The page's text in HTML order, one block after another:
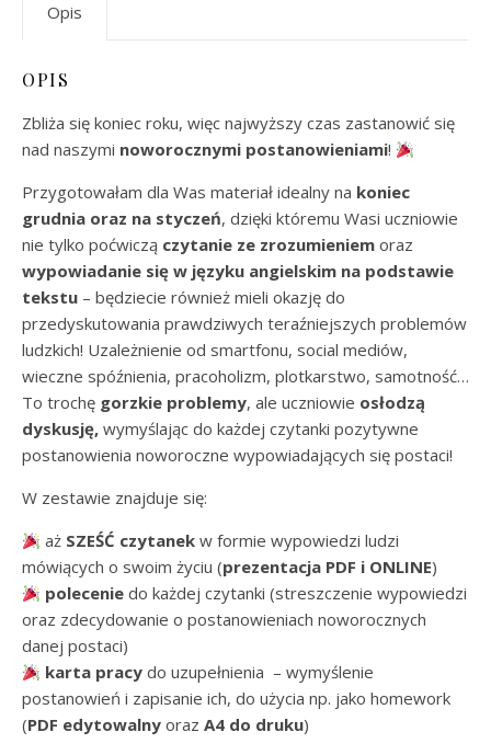
Opis
OPIS
Zbliża się koniec roku, więc najwyższy czas zastanowić się
nad naszymi noworocznymi postanowieniami!
Przygotowałam dla Was materiał idealny na koniec
grudnia oraz na styczeń, dzięki któremu Wasi uczniowie
nie tylko poćwiczą czytanie ze zrozumieniem oraz
wypowiadanie się w języku angielskim na podstawie
tekstu – będziecie również mieli okazję do
przedyskutowania prawdziwych teraźniejszych problemów
ludzkich! Uzależnienie od smartfonu, social mediów,
wieczne spóźnienia, pracoholizm, plotkarstwo, samotność…
To trochę gorzkie problemy, ale uczniowie osłodzą
dyskusję, wymyślając do każdej czytanki pozytywne
postanowienia noworoczne wypowiadających się postaci!
W zestawie znajduje się:
aż SZEŚĆ czytanek w formie wypowiedzi ludzi
mówiących o swoim życiu (prezentacja PDF i ONLINE)
polecenie do każdej czytanki (streszczenie wypowiedzi
oraz zdecydowanie o postanowieniach noworocznych
danej postaci)
karta pracy do uzupełnienia – wymyślenie
postanowień i zapisanie ich, do użycia np. jako homework
(PDF edytowalny oraz A4 do druku)